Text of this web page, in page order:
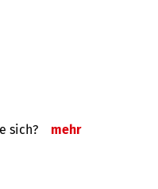
sich? mehr